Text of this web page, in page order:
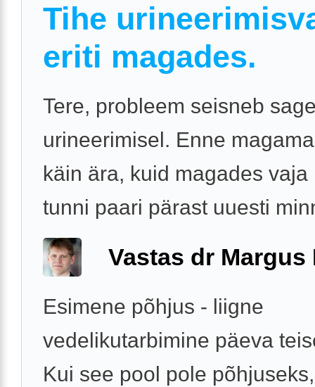
Tihe
eriti magades.
Tere, probleem seisneb
urineerimisel. Enne
käin ära, kuid magades vaja
tunni paari pärast uuesti
Vastas dr Margus
Esimene põhjus - liigne
vedelikutarbimine päeva
Kui see pool pole